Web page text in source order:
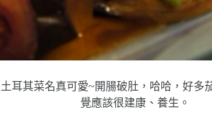
土耳其菜名真可愛~開腸破肚，哈哈，好多
覺應該很建康、養生。